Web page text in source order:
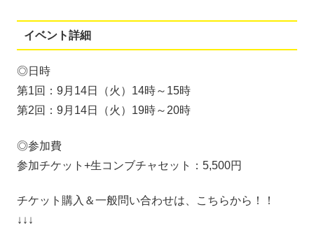
イベント詳細
◎日時
第1回：9月14日（火）14時～15時
第2回：9月14日（火）19時～20時
◎参加費
参加チケット+生コンブチャセット：5,500円
チケット購入＆一般問い合わせは、こちらから！！
↓↓↓